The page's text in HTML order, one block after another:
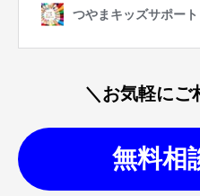
＼お気軽にご
無料相